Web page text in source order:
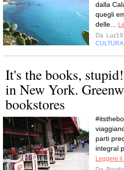
dalla
quegli
delle...
Da
CULTURA
It's the books,
in New York.
bookstores
parti
integral
Leggere